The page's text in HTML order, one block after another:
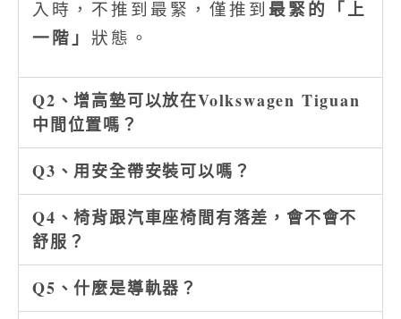
入時，不推到最緊，僅推到 最緊的「上
一階」 狀態。
Q2、增高墊可以放在Volkswagen Tiguan
中間位置嗎？
Q3、用安全帶安裝可以嗎？
Q4、椅背跟汽車座椅間有落差，會不會不
舒服？
Q5、什麼是導軌器？